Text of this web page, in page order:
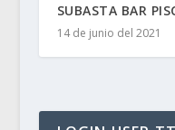
SUBASTA BAR
14 de junio del 2021